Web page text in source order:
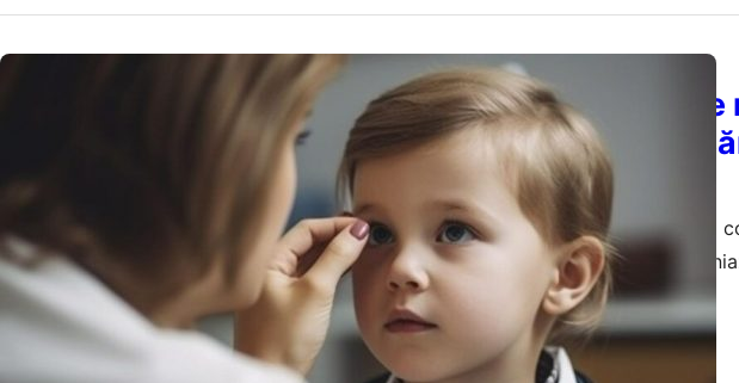
Rujeola: O
Implicațiile crizei de
României în epidemie
Rujeola revine în Europa, cu România
Avertismentele OMS și UNICEF
byEchipa Editoriala 16 februarie 2026